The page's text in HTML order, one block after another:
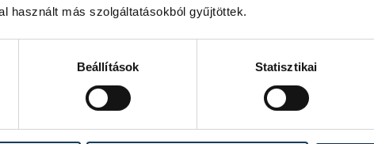
használt más szolgáltatásokból gyűjtöttek.
Beállítások Statisztikai
a legfontosabb az, hogy a csapat
Szlovénia, három nappal
felkészülési mérkőzésen.